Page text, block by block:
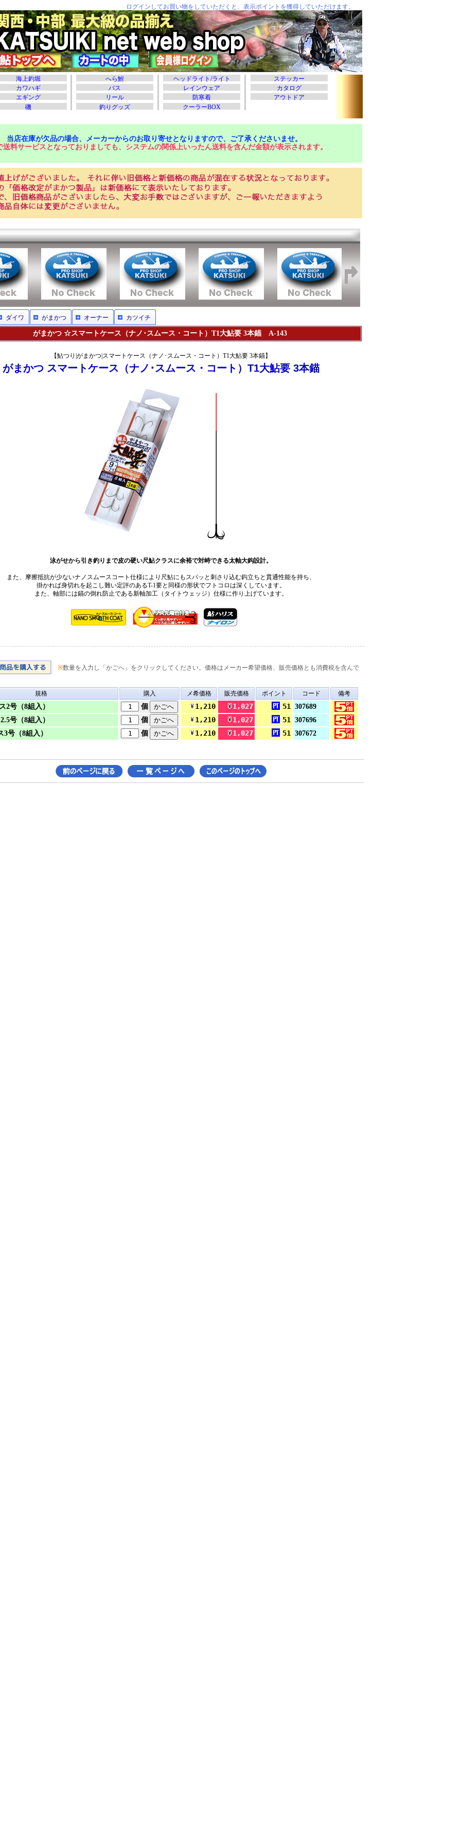
当店在庫が欠品の場合、メーカーからのお取り寄せとなりますので、ご了承くださいませ。
送料サービスとなっておりましても、システムの関係上いったん送料を含んだ金額が表示されます。
ダイワ がまかつ オーナー カツイチ
がまかつ ☆スマートケース（ナノ･スムース・コート）T1大鮎要 3本錨 A-143
【鮎つり|がまかつ|スマートケース（ナノ･スムース・コート）T1大鮎要 3本錨】
がまかつ スマートケース（ナノ･スムース・コート）T1大鮎要 3本錨
泳がせから引き釣りまで皮の硬い尺鮎クラスに余裕で対峙できる太軸大鈎設計。
また、摩擦抵抗が少ないナノスムースコート仕様により尺鮎にもスパッと刺さり込む鈎立ちと貫通性能を持ち、
掛かれば身切れを起こし難い定評のあるT-1要と同様の形状でフトコロは深くしています。
また、軸部には錨の倒れ防止である新軸加工（タイトウェッジ）仕様に作り上げています。
※数量を入力し「かごへ」をクリックしてください。価格はメーカー希望価格、販売価格とも消費税を含んで
規格 購入 メ希価格 販売価格 ポイント コード 備考
2号（8組入） 個 1,210 1,027 51
307689
号（8組入）
個 1,210 1,027 51
307696
3号（8組入）
個 1,210 1,027 51 307672